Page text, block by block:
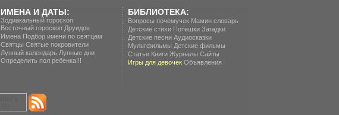
ИМЕНА И ДАТЫ:
Зодиакальный гороскоп
Восточный гороскоп Друидов
Имена Подбор имени по святцам
Святцы Святые покровители
Лунный календарь Лунные дни
Определить пол ребенка!!!
БИБЛИОТЕКА:
Вопросы почемучек Мамин словарь
Детские стихи Потешки Загадки
Детские песни Аудиосказки
Мультфильмы Детские фильмы
Статьи Книги Журналы Сайты
Игры для девочек Объявления